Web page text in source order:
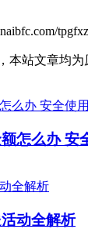
本站文章均为
怎么办 安
动全解析